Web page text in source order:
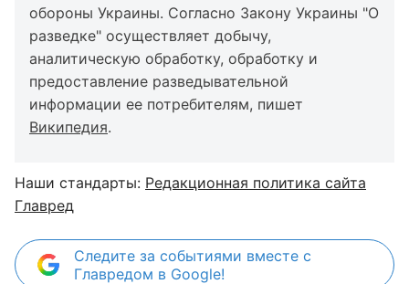
обороны Украины. Согласно Закону Украины "О
разведке" осуществляет добычу,
аналитическую обработку, обработку и
предоставление разведывательной
информации ее потребителям, пишет
Википедия.
Наши стандарты: Редакционная политика сайта
Главред
Следите за событиями вместе с
Главредом в Google!